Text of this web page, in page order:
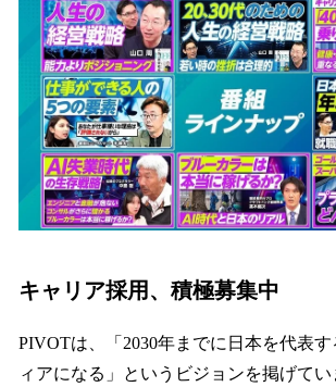
キャリア採用、積極募集中
PIVOTは、「2030年までに日本を代表
ィアになる」というビジョンを掲げてい